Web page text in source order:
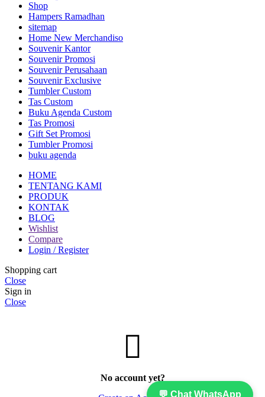
💬 Chat WhatsApp
Shop
Hampers Ramadhan
sitemap
Home New Merchandiso
Souvenir Kantor
Souvenir Promosi
Souvenir Perusahaan
Souvenir Exclusive
Tumbler Custom
Tas Custom
Buku Agenda Custom
Tas Promosi
Gift Set Promosi
Tumbler Promosi
buku agenda
HOME
TENTANG KAMI
PRODUK
KONTAK
BLOG
Wishlist
Compare
Login / Register
Shopping cart
Close
Sign in
Close
No account yet?